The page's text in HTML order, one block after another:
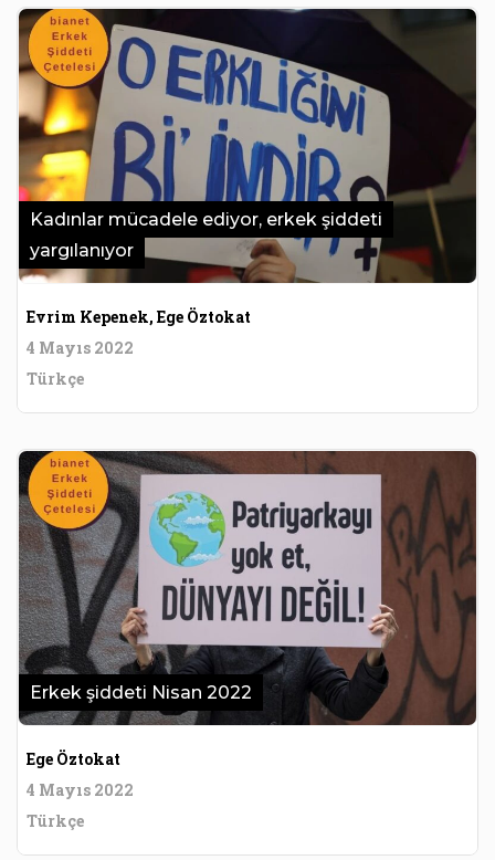
Kadınlar mücadele ediyor, erkek şiddeti
yargılanıyor
Evrim Kepenek, Ege Öztokat
4 Mayıs 2022
Türkçe
Erkek şiddeti Nisan 2022
Ege Öztokat
4 Mayıs 2022
Türkçe